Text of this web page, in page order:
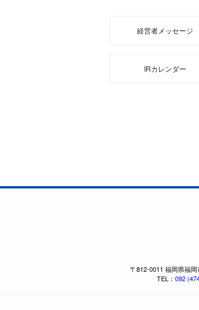
経営者メッセージ
IRカレンダー
〒812-0011 福岡県福
TEL： 092